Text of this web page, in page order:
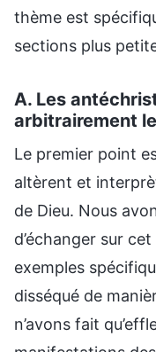
thème est
sections plus
A. Les
arbitrairement
Le premier point
altèrent et
de Dieu. Nous
d’échanger sur
exemples
disséqué de
n’avons fait